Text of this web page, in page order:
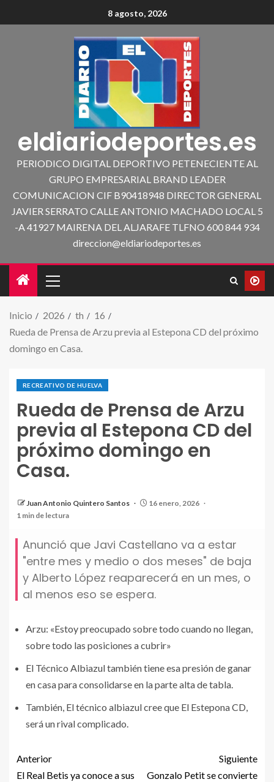
8 agosto, 2026
eldiariodeportes.es
PERIODICO DIGITAL DEPORTIVO PETENECIENTE AL
GRUPO EMPRESARIAL BRAND LEADER
COMUNICACION CIF B90418948 DIRECTOR GENERAL
JAVIER SERRATO CALLE ANTONIO MACHADO LOCAL 5
-A 41927 MAIRENA DEL ALJARAFE TLFNO 600 844 934
direccion@eldiariodeportes.es
Inicio 2026 th
16
Rueda de Prensa de Arzu previa al Estepona CD del próximo
domingo en Casa.
RECREATIVO DE HUELVA
Rueda de Prensa de Arzu
previa al Estepona CD del
próximo domingo en
Casa.
Juan Antonio Quintero Santos
16 enero, 2026
1 min de lectura
Arzu, Hoy en Rueda de Prensa
Anunció que Javi Castellano va a estar
"entre mes y medio o dos meses" de baja
y Alberto López reaparecerá en un mes, o
al menos eso se espera.
Arzu: «Estoy preocupado sobre todo cuando no llegan,
sobre todo las posiciones a cubrir»
El Técnico Albiazul también tiene esa presión de ganar
en casa para consolidarse en la parte alta de tabla.
También, El técnico albiazul cree que El Estepona CD,
será un rival complicado.
Anterior
El Real Betis ya conoce a sus
Siguiente
Gonzalo Petit se convierte